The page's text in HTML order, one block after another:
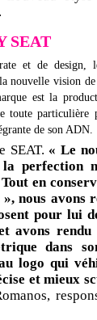
SEAT
et de design,
nouvelle vision
est la
toute particulière
de son ADN.
SEAT. « Le
perfection
en
nous avons
pour lui
avons
dans
logo qui
et mieux